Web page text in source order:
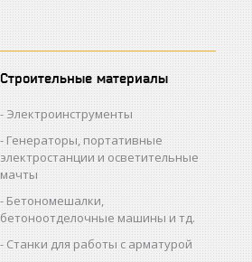
Строительные материалы
Электроинструменты
Генераторы, портативные
электростанции и осветительные
мачты
Бетономешалки,
бетоноотделочные машины и тд.
Станки для работы с арматурой